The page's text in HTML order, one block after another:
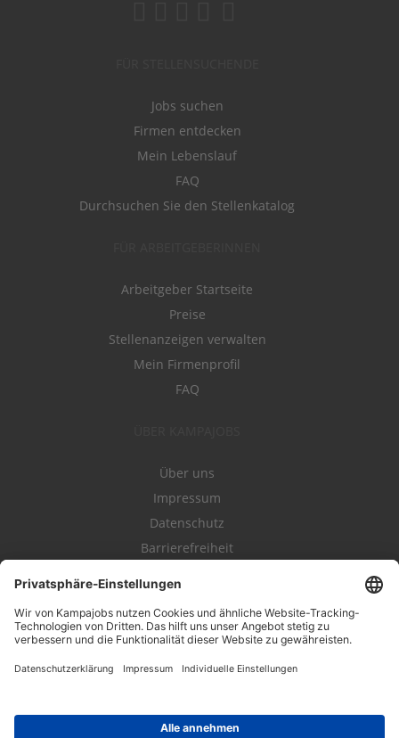
Jobs suchen
Firmen entdecken
Mein Lebenslauf
FAQ
Durchsuchen Sie den Stellenkatalog
Arbeitgeber Startseite
Preise
Stellenanzeigen verwalten
Mein Firmenprofil
FAQ
Über uns
Impressum
Datenschutz
Barrierefreiheit
Kampahire
Kampagnenforum
LeadNow